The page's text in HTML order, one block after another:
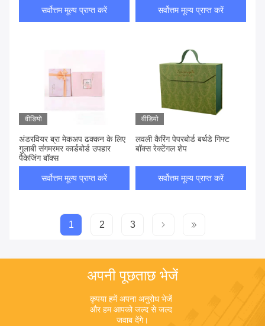
सर्वोत्तम मूल्य प्राप्त करें सर्वोत्तम मूल्य प्राप्त करें
वीडियो
अंडरवियर ब्रा मेकअप ढक्कन के लिए
गुलाबी संगमरमर कार्डबोर्ड उपहार
पैकेजिंग बॉक्स
सर्वोत्तम मूल्य प्राप्त करें
वीडियो
लवली कैरिंग पेपरबोर्ड बर्थडे गिफ्ट
बॉक्स रेक्टेंगल शेप
सर्वोत्तम मूल्य प्राप्त करें
1 2 3
अपनी पूछताछ भेजें
कृपया हमें अपना अनुरोध भेजें
और हम आपको जल्द से जल्द
जवाब देंगे।